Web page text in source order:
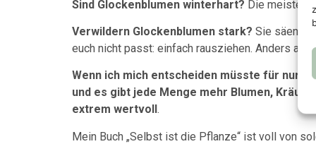
Sind Glockenblumen winterhart? Die meisten
Verwildern Glockenblumen stark? Sie säen
euch nicht passt: einfach rausziehen. Anders als
Wenn ich mich entscheiden müsste für nur
und es gibt jede Menge mehr Blumen,
extrem wertvoll .
Mein Buch „Selbst ist die Pflanze“ ist voll von